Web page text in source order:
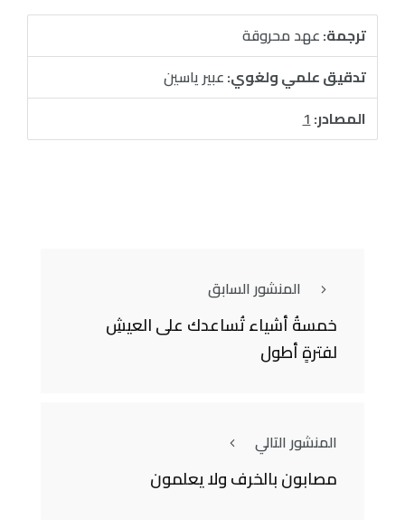
ترجمة:عهد محروقة
تدقيق علمي ولغوي:عبير ياسين
المصادر:1
المنشور السابق
خمسةُ أشياء تُساعدك على العيشِ
لفترةٍ أطول
المنشور التالي
مصابون بالخرف ولا يعلمون